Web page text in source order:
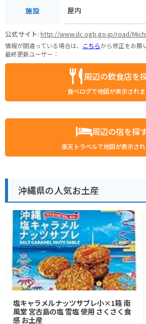
施設 屋内
公式サイト:http://www.dc.ogb.go.jp/road/
情報が間違っている場合は、 こちらから修正をお願
最終更新ユーザー：
周辺の飲食店を
食べログで地図が表示されま
周辺の宿を探
楽天トラベルで地図が表示され
沖縄県の人気お土産
塩キャラメルナッツサブレ小×1箱 南
風堂 宮古島の塩 雪塩 使用 さくさく食
感 お土産